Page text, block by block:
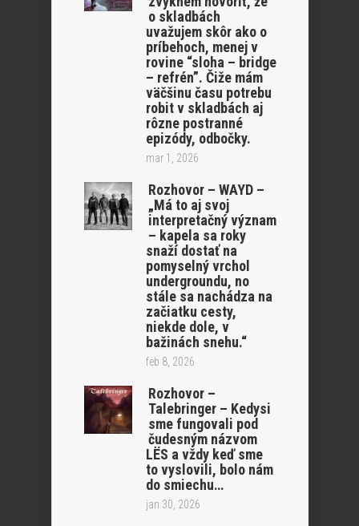
o skladbách
uvažujem skôr ako o
príbehoch, menej v
rovine “sloha – bridge
– refrén”. Čiže mám
väčšinu času potrebu
robit v skladbách aj
rôzne postranné
epizódy, odbočky.
mar 1, 2026
Rozhovor – WAYD –
„Má to aj svoj
interpretačný význam
– kapela sa roky
snaží dostať na
pomyselný vrchol
undergroundu, no
stále sa nachádza na
začiatku cesty,
niekde dole, v
bažinách snehu.“
feb 8, 2026
Rozhovor –
Talebringer – Kedysi
sme fungovali pod
čudesným názvom
LËS a vždy keď sme
to vyslovili, bolo nám
do smiechu…
jan 30, 2026